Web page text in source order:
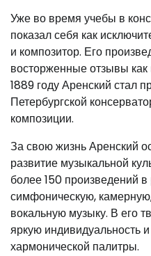
Уже во время учебы в
показал себя как
и композитор. Его
восторженные отзывы
1889 году Аренский стал
Петербургской
композиции.
За свою жизнь Аренский
развитие музыкальной
более 150 произведений
симфоническую,
вокальную музыку. В его
яркую индивидуальность
хармонической палитры.